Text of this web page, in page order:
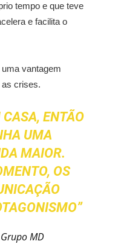
tempo e que teve
e facilita o
uma vantagem
as crises.
CASA, ENTÃO
UMA
MAIOR.
OS
MD